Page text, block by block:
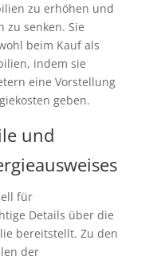
zu erhöhen und
zu senken. Sie
beim Kauf als
indem sie
eine Vorstellung
geben.
und
für
Details über die
bereitstellt. Zu den
der